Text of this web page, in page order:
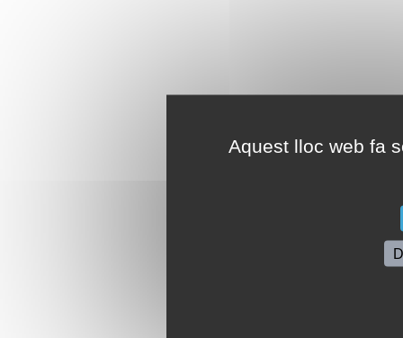
Aquest lloc web fa